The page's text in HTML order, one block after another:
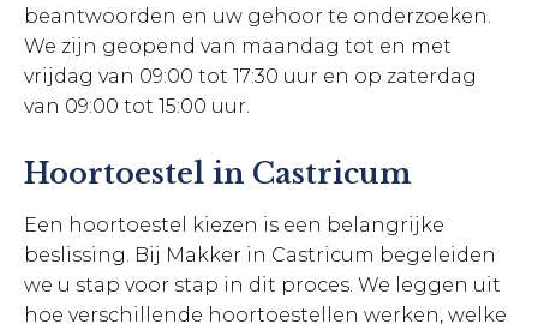
beantwoorden en uw gehoor te onderzoeken.
We zijn geopend van maandag tot en met
vrijdag van 09:00 tot 17:30 uur en op zaterdag
van 09:00 tot 15:00 uur.
Hoortoestel in Castricum
Een hoortoestel kiezen is een belangrijke
beslissing. Bij Makker in Castricum begeleiden
we u stap voor stap in dit proces. We leggen uit
hoe verschillende hoortoestellen werken, welke